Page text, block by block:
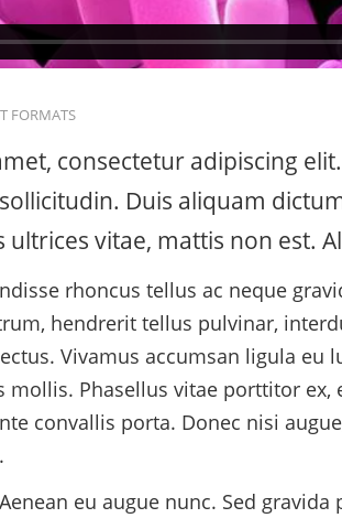
FORMATS
consectetur adipiscing
Duis aliquam
vitae, mattis non est.
rhoncus tellus ac neque
hendrerit tellus pulvinar,
Vivamus accumsan ligula eu
mollis. Phasellus vitae porttitor ex,
convallis porta. Donec nisi
eu augue nunc. Sed gravida